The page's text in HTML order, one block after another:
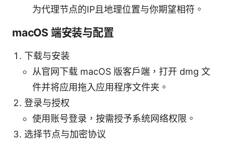
为代理节点的IP且地理位置与你期望相符。
macOS 端安装与配置
下载与安装
从官网下载 macOS 版客户端，打开 dmg 文
件并将应用拖入应用程序文件夹。
登录与授权
使用账号登录，按需授予系统网络权限。
选择节点与加密协议